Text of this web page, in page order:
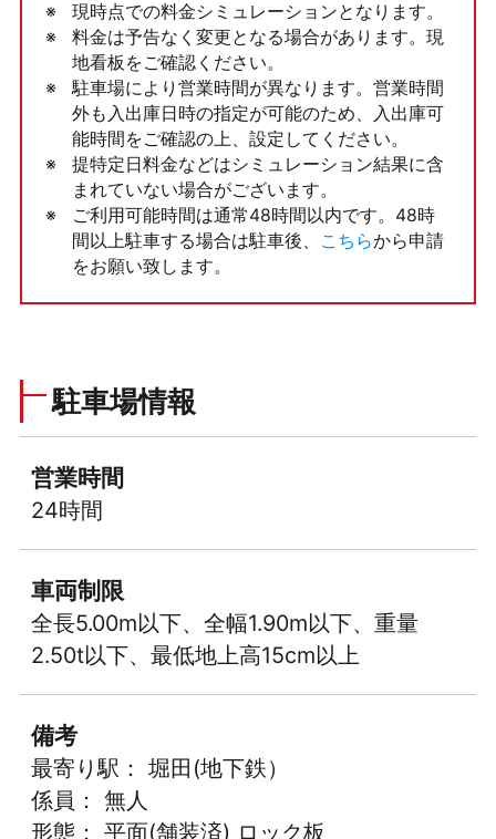
現時点での料金シミュレーションとなります。
料金は予告なく変更となる場合があります。現
地看板をご確認ください。
駐車場により営業時間が異なります。営業時間
外も入出庫日時の指定が可能のため、入出庫可
能時間をご確認の上、設定してください。
提特定日料金などはシミュレーション結果に含
まれていない場合がございます。
ご利用可能時間は通常48時間以内です。48時
間以上駐車する場合は駐車後、
こちらから申請
をお願い致します。
駐車場情報
営業時間
24時間
車両制限
全長5.00m以下、全幅1.90m以下、重量
2.50t以下、最低地上高15cm以上
備考
最寄り駅： 堀田(地下鉄）
係員： 無人
形態： 平面(舗装済) ロック板